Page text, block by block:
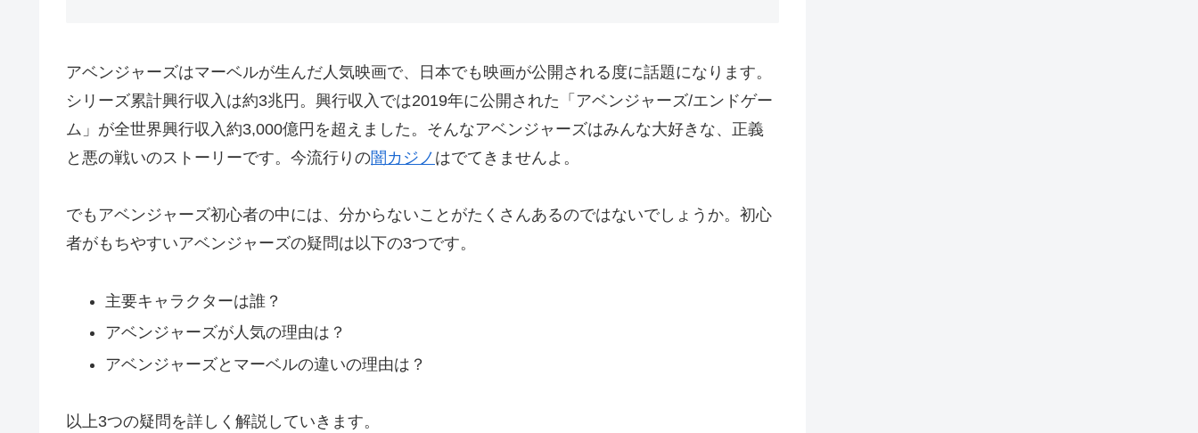
アベンジャーズはマーベルが生んだ人気映画で、日本でも映画が公開される度に話題になります。
シリーズ累計興行収入は約3兆円。興行収入では2019年に公開された「アベンジャーズ/エンドゲー
ム」が全世界興行収入約3,000億円を超えました。そんなアベンジャーズはみんな大好きな、正義
と悪の戦いのストーリーです。今流行りの闇カジノ はでてきませんよ。
でもアベンジャーズ初心者の中には、分からないことがたくさんあるのではないでしょうか。初心
者がもちやすいアベンジャーズの疑問は以下の3つです。
主要キャラクターは誰？
アベンジャーズが人気の理由は？
アベンジャーズとマーベルの違いの理由は？
以上3つの疑問を詳しく解説していきます。